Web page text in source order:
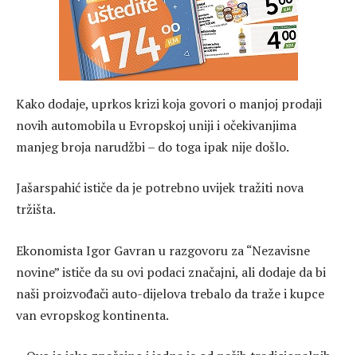
Kako dodaje, uprkos krizi koja govori o manjoj prodaji
novih automobila u Evropskoj uniji i očekivanjima
manjeg broja narudžbi – do toga ipak nije došlo.
Jašarspahić ističe da je potrebno uvijek tražiti nova
tržišta.
Ekonomista Igor Gavran u razgovoru za “Nezavisne
novine” ističe da su ovi podaci značajni, ali dodaje da bi
naši proizvođači auto-dijelova trebalo da traže i kupce
van evropskog kontinenta.